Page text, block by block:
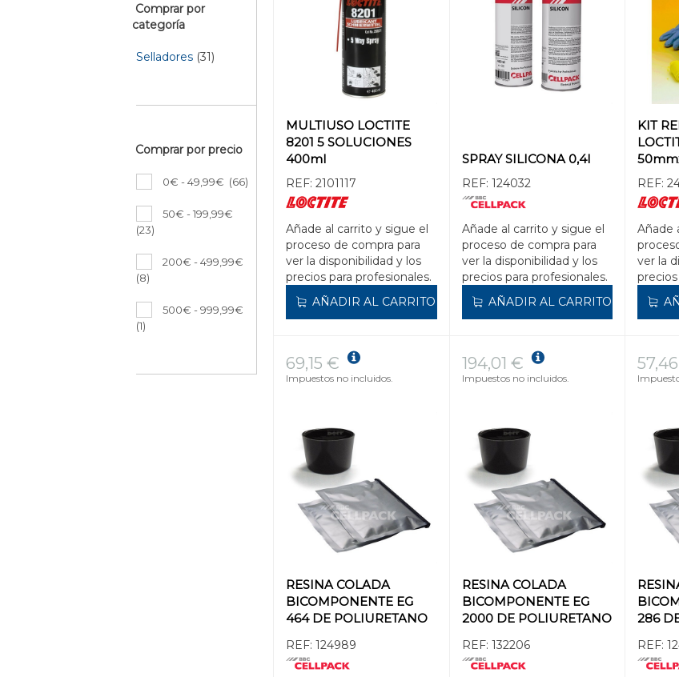
Comprar por
categoría
Selladores (31)
Comprar por precio
0€ - 49,99€ (66)
50€ - 199,99€
(23)
200€ - 499,99€
(8)
500€ - 999,99€
(1)
MULTIUSO LOCTITE
8201 5 SOLUCIONES
400ml
REF: 2101117
Añade al carrito y sigue el
proceso de compra para
ver la disponibilidad y los
precios para profesionales.
AÑADIR AL CARRITO
SPRAY SILICONA 0,4l
REF: 124032
Añade al carrito y sigue el
proceso de compra para
ver la disponibilidad y los
precios para profesionales.
AÑADIR AL CARRITO
KIT
REF:
Añade
ver la
RESINA COLADA
BICOMPONENTE EG
464 DE POLIURETANO
REF: 124989
69,15 €
Impuestos no incluidos.
RESINA COLADA
BICOMPONENTE EG
2000 DE POLIURETANO
REF: 132206
194,01 €
Impuestos no incluidos.
286
REF: